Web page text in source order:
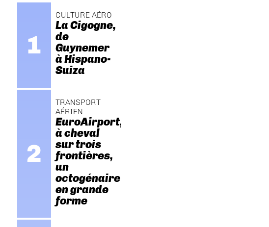
CULTURE AÉRO
La Cigogne,
de
Guynemer
à Hispano-
Suiza
TRANSPORT
AÉRIEN
EuroAirport,
à cheval
sur trois
frontières,
un
octogénaire
en grande
forme